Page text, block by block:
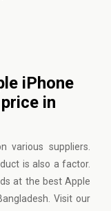
iPhone
in
various suppliers.
is also a factor.
at the best Apple
Visit our